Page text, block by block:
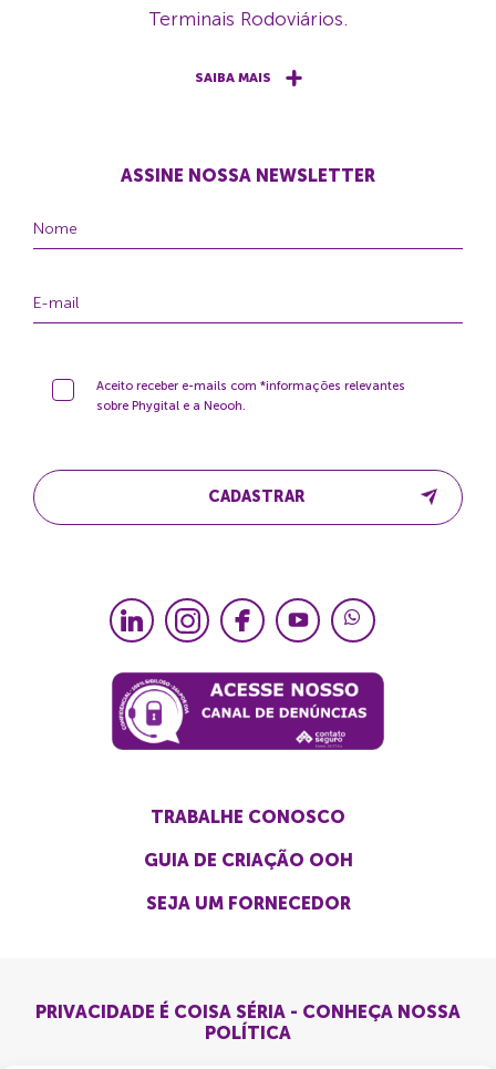
Terminais Rodoviários.
SAIBA MAIS
ASSINE NOSSA NEWSLETTER
Aceito receber e-mails com *informações relevantes
sobre Phygital e a Neooh.
CADASTRAR
TRABALHE CONOSCO
GUIA DE CRIAÇÃO OOH
SEJA UM FORNECEDOR
PRIVACIDADE É COISA SÉRIA - CONHEÇA NOSSA
POLÍTICA